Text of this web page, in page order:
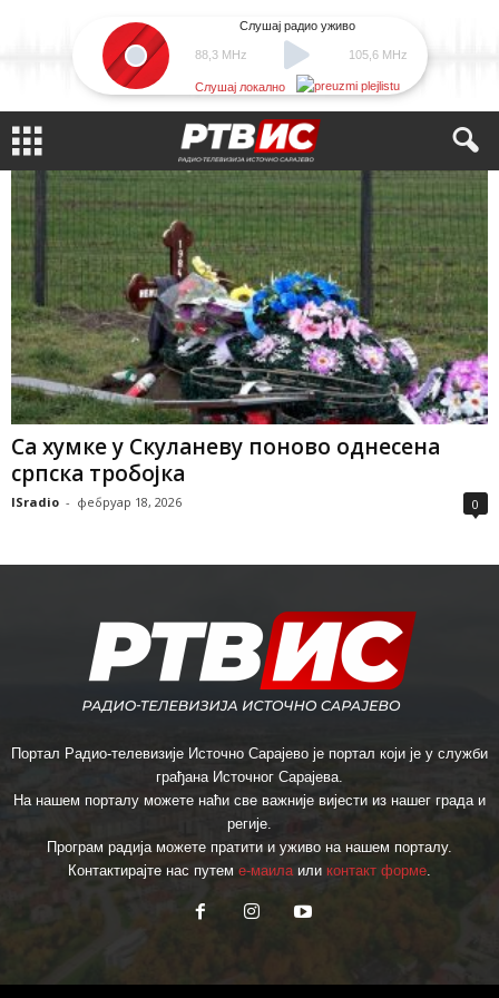
88,3 MHz
Слушај радио уживо
105,6 MHz
Слушај локално
Са хумке у Скуланеву поново однесена
српска тробојка
ISradio - фебруар 18, 2026 0
Портал Радио-телевизије Источно Сарајево је портал који је у служби
грађана Источног Сарајева.
На нашем порталу можете наћи све важније вијести из нашег града и
регије.
Програм радија можете пратити и уживо на нашем порталу.
Контактирајте нас путем е-маилаили контакт форме.